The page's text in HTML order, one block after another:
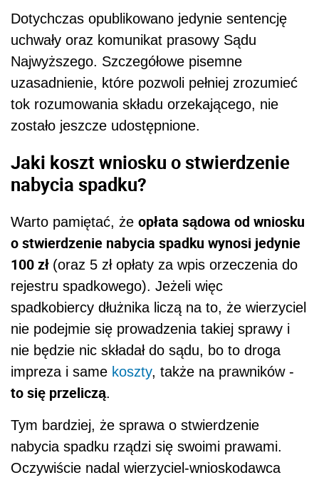
Dotychczas opublikowano jedynie sentencję
uchwały oraz komunikat prasowy Sądu
Najwyższego. Szczegółowe pisemne
uzasadnienie, które pozwoli pełniej zrozumieć
tok rozumowania składu orzekającego, nie
zostało jeszcze udostępnione.
Jaki koszt wniosku o stwierdzenie
nabycia spadku?
Warto pamiętać, że opłata sądowa od wniosku
o stwierdzenie nabycia spadku wynosi jedynie
100 zł (oraz 5 zł opłaty za wpis orzeczenia do
rejestru spadkowego). Jeżeli więc
spadkobiercy dłużnika liczą na to, że wierzyciel
nie podejmie się prowadzenia takiej sprawy i
nie będzie nic składał do sądu, bo to droga
impreza i same koszty, także na prawników -
to się przeliczą.
Tym bardziej, że sprawa o stwierdzenie
nabycia spadku rządzi się swoimi prawami.
Oczywiście nadal wierzyciel-wnioskodawca